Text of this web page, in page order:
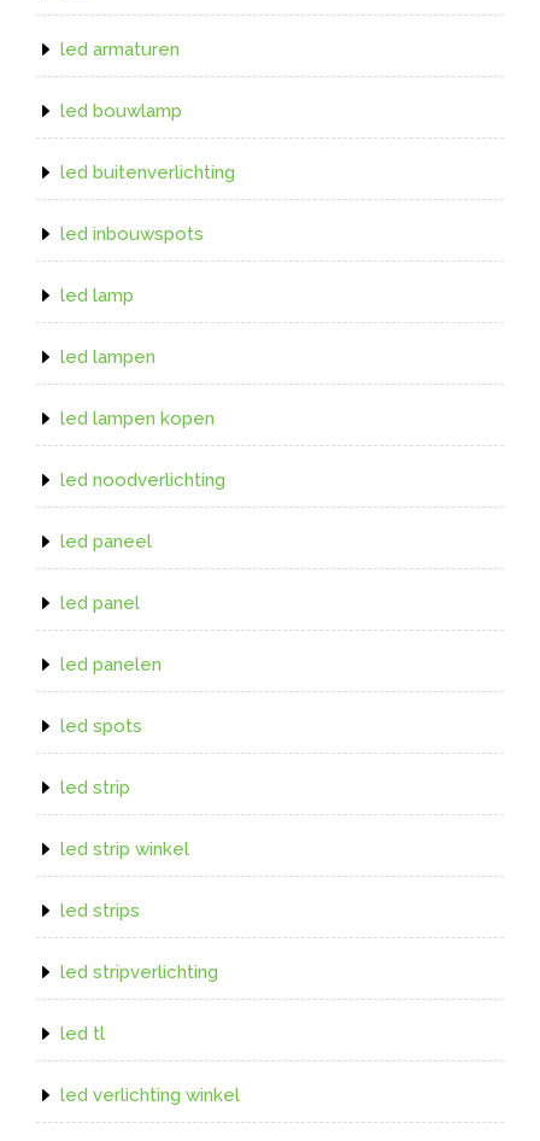
led armaturen
led bouwlamp
led buitenverlichting
led inbouwspots
led lamp
led lampen
led lampen kopen
led noodverlichting
led paneel
led panel
led panelen
led spots
led strip
led strip winkel
led strips
led stripverlichting
led tl
led verlichting winkel